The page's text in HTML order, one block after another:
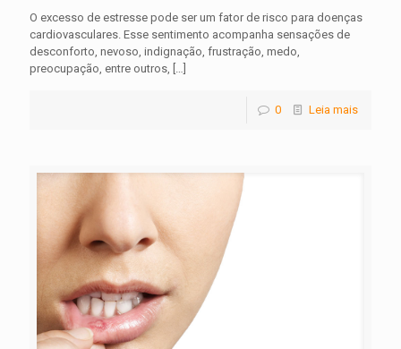
O excesso de estresse pode ser um fator de risco para doenças
cardiovasculares. Esse sentimento acompanha sensações de
desconforto, nevoso, indignação, frustração, medo,
preocupação, entre outros,
0 Leia mais